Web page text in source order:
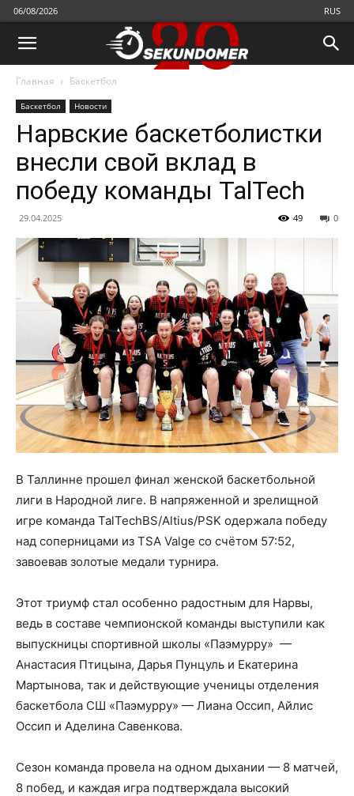
06/08/2026 RUS
Главная Бaскетбол
Бaскетбол Новости
Нарвские баскетболистки
внесли свой вклад в
победу команды TalTech
29.04.2025 0
49
В Таллинне прошел финал женской баскетбольной
лиги в Народной лиге. В напряженной и зрелищной
игре команда TalTechBS/Altius/PSK одержала победу
над соперницами из TSA Valge со счётом 57:52,
завоевав золотые медали турнира.
Этот триумф стал особенно радостным для Нарвы,
ведь в составе чемпионской команды выступили как
выпускницы спортивной школы «Паэмурру» —
Анастасия Птицына, Дарья Пунцуль и Екатерина
Мартынова, так и действующие ученицы отделения
баскетбола СШ «Паэмурру» — Лиана Оссип, Айлис
Оссип и Аделина Савенкова.
Сезон команда провела на одном дыхании — 8 матчей,
8 побед, и каждая игра подтверждала высокий